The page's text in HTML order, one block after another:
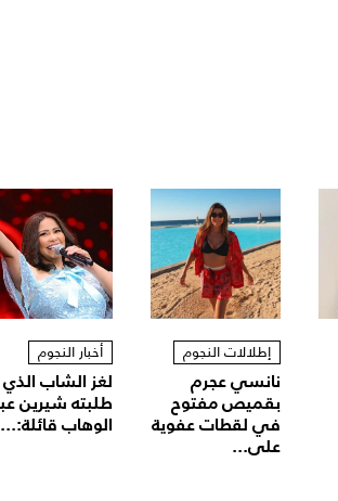
إطلالات النجوم
نانسي عجرم
بقميص مفتوح
في لقطات عفوية
على...
أخبار النجوم
لغز الشاب الذي
طلبته شيرين
الوهاب قائلة:...